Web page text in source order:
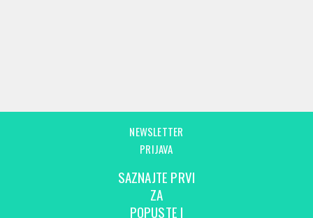
NEWSLETTER
PRIJAVA
SAZNAJTE PRVI
ZA
POPUSTE I